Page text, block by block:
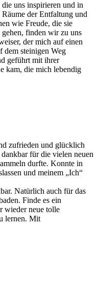
uns inspirieren und in
der Entfaltung und
wie Freude, die sie
finden wir zu uns
der mich auf einen
dem steinigen Weg
geführt mit ihrer
kam, die mich lebendig
zufrieden und glücklich
für die vielen neuen
durfte. Konnte in
und meinem „Ich“
Natürlich auch für das
Finde es ein
wieder neue tolle
lernen. Mit